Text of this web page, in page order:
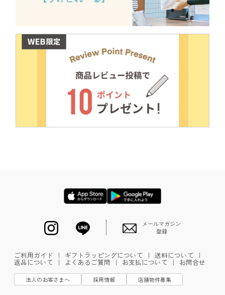
メールマガジン
登録
ご利用ガイド ｜ ギフトラッピングについて ｜ 送料について ｜
返品について ｜ よくあるご質問 ｜ お支払について ｜ お問合せ
法人のお客さまへ 採用情報 店舗物件募集